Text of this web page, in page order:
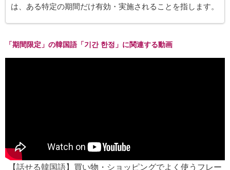
は、ある特定の期間だけ有効・実施されることを指します。
「期間限定」の韓国語「기간 한정」に関連する動画
【話せる韓国語】買い物・ショッピングでよく使うフレー